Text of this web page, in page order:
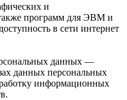
и
программ для ЭВМ и
в сети интернет
данных —
данных персональных
информационных